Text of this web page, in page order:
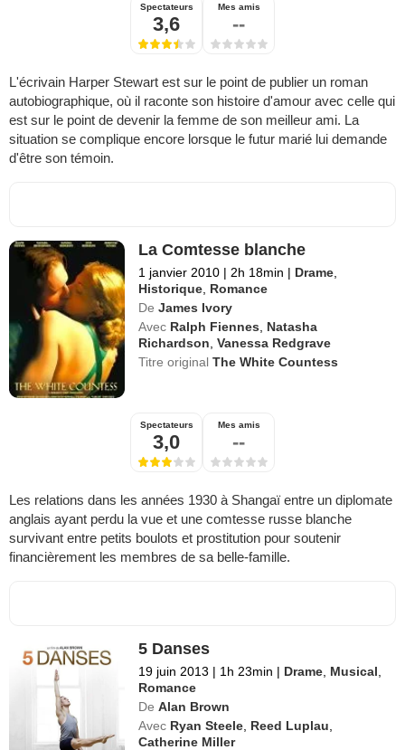
Spectateurs
3,6
Mes amis
--
L'écrivain Harper Stewart est sur le point de publier un roman
autobiographique, où il raconte son histoire d'amour avec celle qui
est sur le point de devenir la femme de son meilleur ami. La
situation se complique encore lorsque le futur marié lui demande
d'être son témoin.
La Comtesse blanche
1 janvier 2010 | 2h 18min | Drame
Historique Romance
De James Ivory
Avec Ralph Fiennes
Natasha
Richardson ,Vanessa Redgrave
Titre originalThe White Countess
Spectateurs
3,0
Mes amis
--
Les relations dans les années 1930 à Shangaï entre un diplomate
anglais ayant perdu la vue et une comtesse russe blanche
survivant entre petits boulots et prostitution pour soutenir
financièrement les membres de sa belle-famille.
5 Danses
19 juin 2013 | 1h 23min | Drame Musical
Romance
De Alan Brown
Avec Ryan Steele Reed Luplau
Catherine Miller